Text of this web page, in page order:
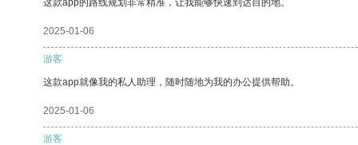
这款app的路线规划非常精准，让我能够快速到达目的地。
2025-01-06
游客
这款app就像我的私人助理，随时随地为我的办公提供帮助。
2025-01-06
游客